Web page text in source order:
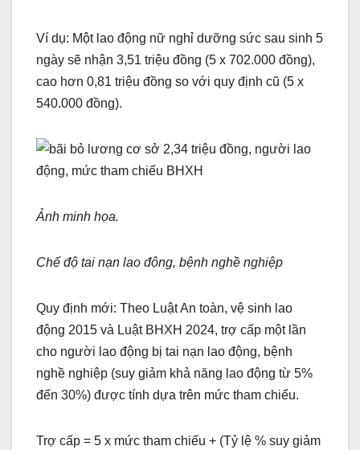
Ví dụ: Một lao động nữ nghỉ dưỡng sức sau sinh 5
ngày sẽ nhận 3,51 triệu đồng (5 x 702.000 đồng),
cao hơn 0,81 triệu đồng so với quy định cũ (5 x
540.000 đồng).
Ảnh minh họa.
Chế độ tai nạn lao động, bệnh nghề nghiệp
Quy định mới: Theo Luật An toàn, vệ sinh lao
động 2015 và Luật BHXH 2024, trợ cấp một lần
cho người lao động bị tai nạn lao động, bệnh
nghề nghiệp (suy giảm khả năng lao động từ 5%
đến 30%) được tính dựa trên mức tham chiếu.
Trợ cấp = 5 x mức tham chiếu + (Tỷ lệ % suy giảm